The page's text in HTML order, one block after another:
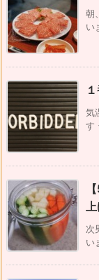
朝
い
気
す
上
次
い